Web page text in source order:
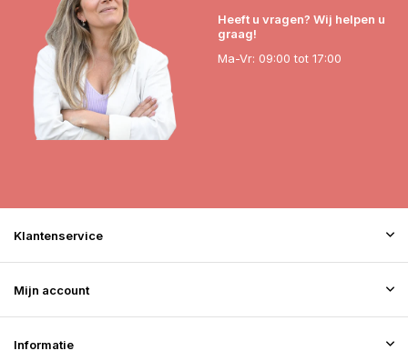
Heeft u vragen? Wij helpen u
graag!
Ma-Vr: 09:00 tot 17:00
Klantenservice
Mijn account
Informatie